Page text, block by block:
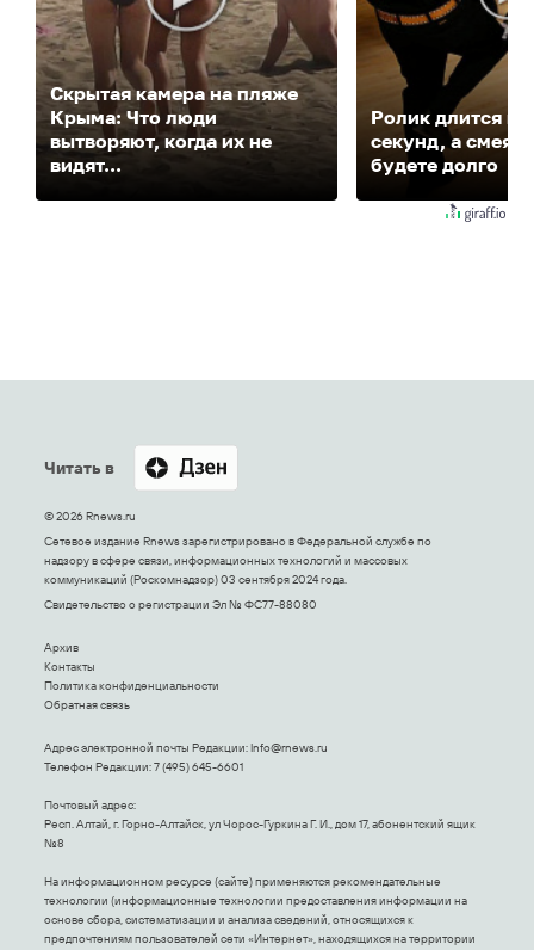
Скрытая камера на пляже
Крыма: Что люди
вытворяют, когда их не
видят...
Ролик длится
секунд, а
будете долго
Читать в
© 2026 Rnews.ru
Сетевое издание Rnews зарегистрировано в Федеральной службе по
надзору в сфере связи, информационных технологий и массовых
коммуникаций (Роскомнадзор) 03 сентября 2024 года.
Свидетельство о регистрации Эл № ФС77-88080
Архив
Контакты
Политика конфиденциальности
Обратная связь
Адрес электронной почты Редакции:Info@rnews.ru
Телефон Редакции: 7 (495) 645-6601
Почтовый адрес:
Респ. Алтай, г. Горно-Алтайск, ул Чорос-Гуркина Г. И., дом 17, абонентский ящик
№8
На информационном ресурсе (сайте) применяются рекомендательные
технологии (информационные технологии предоставления информации на
основе сбора, систематизации и анализа сведений, относящихся к
предпочтениям пользователей сети «Интернет», находящихся на территории